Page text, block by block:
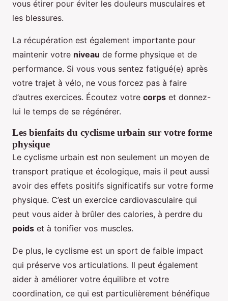
vous étirer pour éviter les douleurs musculaires et
les blessures.
La récupération est également importante pour
maintenir votre niveau de forme physique et de
performance. Si vous vous sentez fatigué(e) après
votre trajet à vélo, ne vous forcez pas à faire
d’autres exercices. Écoutez votre corps et donnez-
lui le temps de se régénérer.
Les bienfaits du cyclisme urbain sur votre forme
physique
Le cyclisme urbain est non seulement un moyen de
transport pratique et écologique, mais il peut aussi
avoir des effets positifs significatifs sur votre forme
physique. C’est un exercice cardiovasculaire qui
peut vous aider à brûler des calories, à perdre du
poids et à tonifier vos muscles.
De plus, le cyclisme est un sport de faible impact
qui préserve vos articulations. Il peut également
aider à améliorer votre équilibre et votre
coordination, ce qui est particulièrement bénéfique